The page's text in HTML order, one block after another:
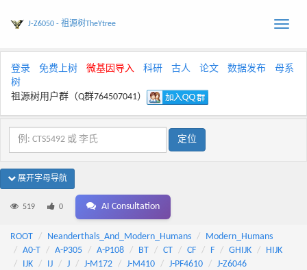
Toggle
J-Z6050 - 祖源树TheYtree
登录 免费上树 微基因导入 科研 古人 论文 数据发布
母系
树
祖源树用户群（Q群764507041）
展开字母导航
519 0 AI Consultation
ROOT Neanderthals_And_Modern_Humans
Modern_Humans
A0-T
A-P305 A-P108 BT CT CF F GHIJK
HIJK
IJK
IJ J J-M172 J-M410 J-PF4610 J-Z6046